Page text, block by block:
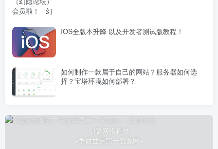
IOS全版本升降 以及开发者测试版教程！
如何制作一款属于自己的网站？服务器如何选
择？宝塔环境如何部署？
幻隐网络科技
-争做世界第一资源网-